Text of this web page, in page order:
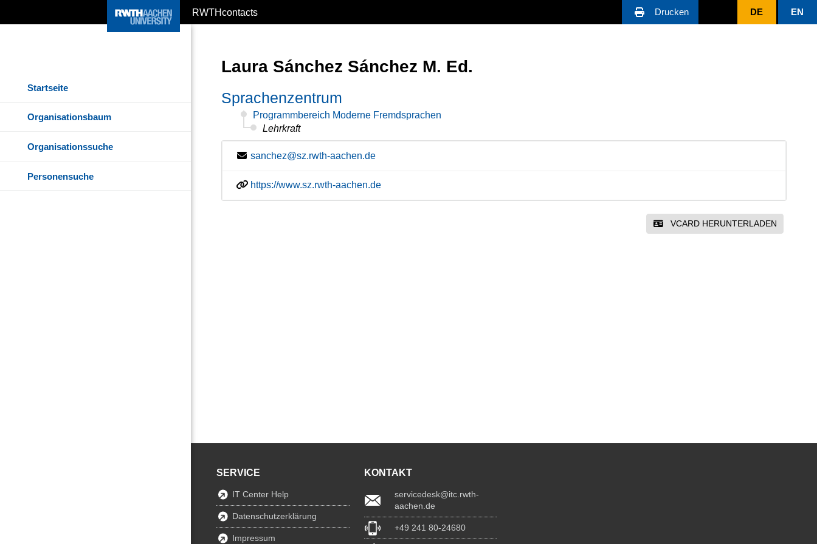
RWTHcontacts Drucken DE EN
Startseite
Organisationsbaum
Organisationssuche
Personensuche
Laura Sánchez Sánchez M. Ed.
Sprachenzentrum
Programmbereich Moderne Fremdsprachen
Lehrkraft
sanchez@sz.rwth-aachen.de
https://www.sz.rwth-aachen.de
VCARD HERUNTERLADEN
SERVICE
IT Center Help
Datenschutzerklärung
Impressum
KONTAKT
servicedesk@itc.rwth-
aachen.de
+49 241 80-24680